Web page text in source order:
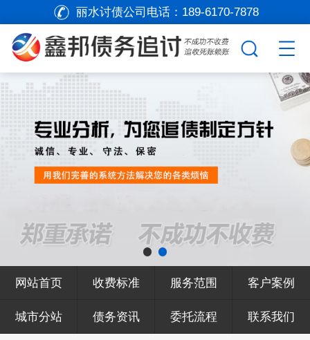
丽水讨债公司电话： 189-6170-7878
网站首页 收费标准 服务范围 客户案例
城市分站 债务资讯 委托流程 联系我们